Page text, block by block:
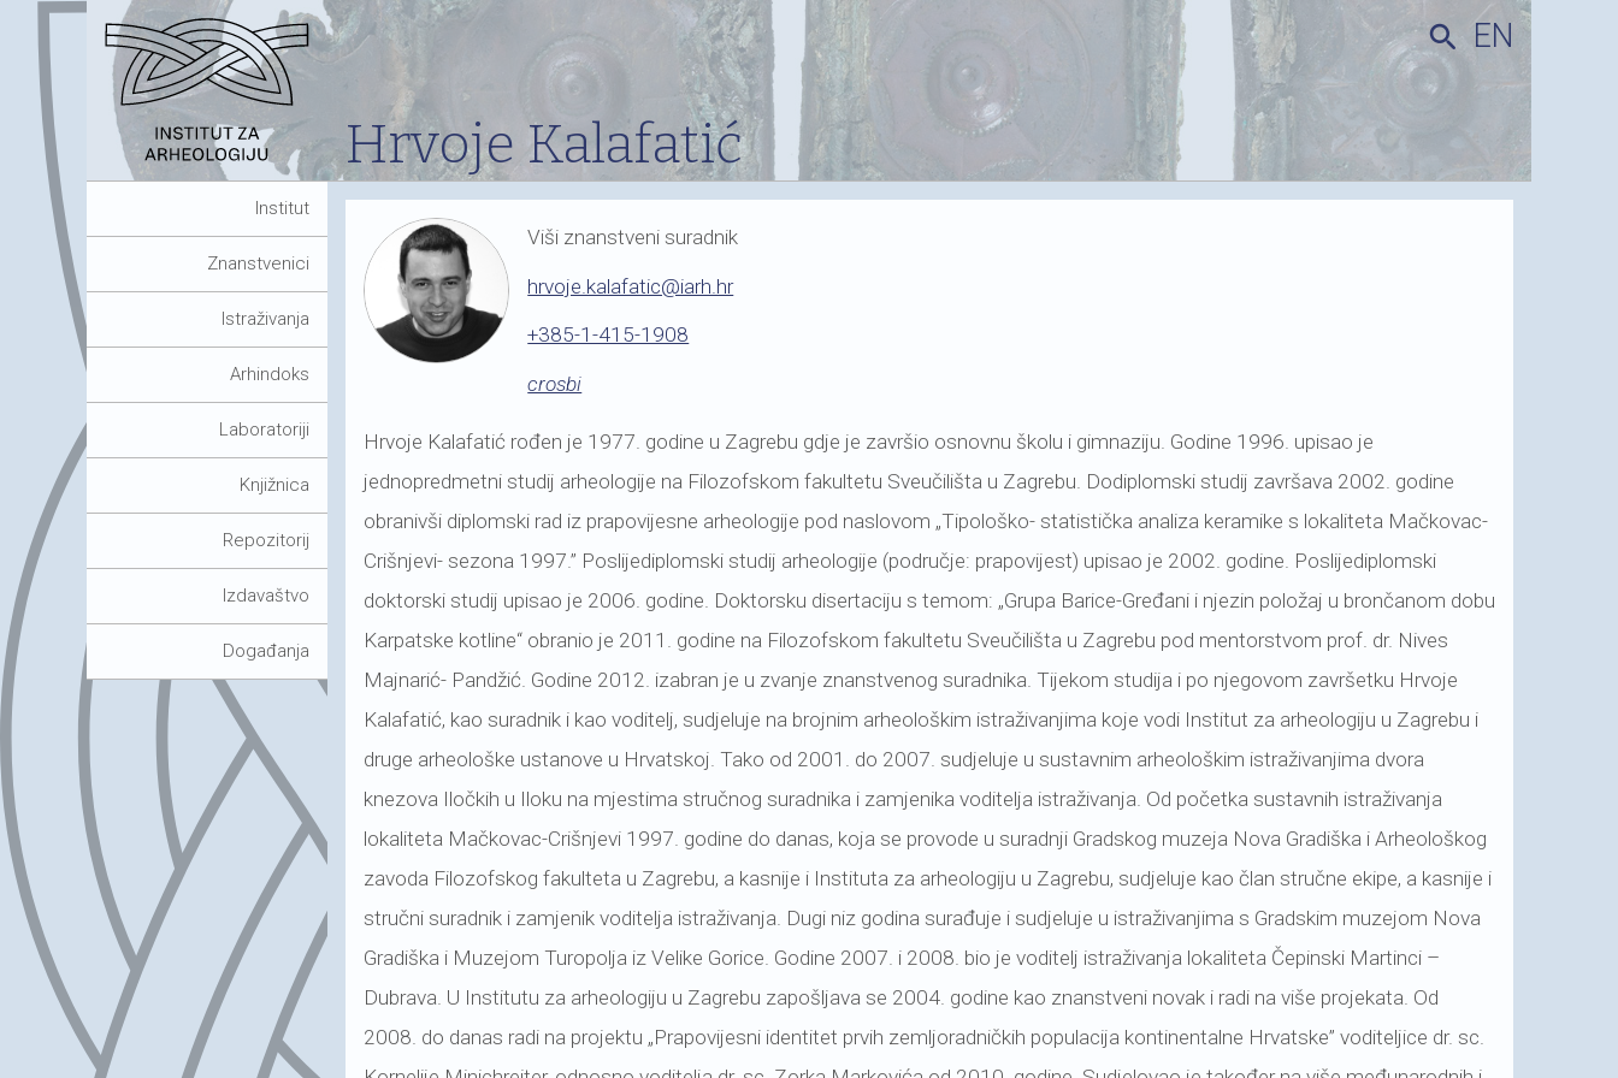
Hrvoje Kalafatić
search EN
Institut
Znanstvenici
Istraživanja
Arhindoks
Laboratoriji
Knjižnica
Repozitorij
Izdavaštvo
Događanja
Viši znanstveni suradnik
hrvoje.kalafatic@iarh.hr
+385-1-415-1908
crosbi
Hrvoje Kalafatić rođen je 1977. godine u Zagrebu gdje je završio osnovnu školu i gimnaziju. Godine 1996. upisao je
jednopredmetni studij arheologije na Filozofskom fakultetu Sveučilišta u Zagrebu. Dodiplomski studij završava 2002. godine
obranivši diplomski rad iz prapovijesne arheologije pod naslovom „Tipološko- statistička analiza keramike s lokaliteta Mačkovac-
Crišnjevi- sezona 1997.” Poslijediplomski studij arheologije (područje: prapovijest) upisao je 2002. godine. Poslijediplomski
doktorski studij upisao je 2006. godine. Doktorsku disertaciju s temom: „Grupa Barice-Gređani i njezin položaj u brončanom dobu
Karpatske kotline“ obranio je 2011. godine na Filozofskom fakultetu Sveučilišta u Zagrebu pod mentorstvom prof. dr. Nives
Majnarić- Pandžić. Godine 2012. izabran je u zvanje znanstvenog suradnika. Tijekom studija i po njegovom završetku Hrvoje
Kalafatić, kao suradnik i kao voditelj, sudjeluje na brojnim arheološkim istraživanjima koje vodi Institut za arheologiju u Zagrebu i
druge arheološke ustanove u Hrvatskoj. Tako od 2001. do 2007. sudjeluje u sustavnim arheološkim istraživanjima dvora
knezova Iločkih u Iloku na mjestima stručnog suradnika i zamjenika voditelja istraživanja. Od početka sustavnih istraživanja
lokaliteta Mačkovac-Crišnjevi 1997. godine do danas, koja se provode u suradnji Gradskog muzeja Nova Gradiška i Arheološkog
zavoda Filozofskog fakulteta u Zagrebu, a kasnije i Instituta za arheologiju u Zagrebu, sudjeluje kao član stručne ekipe, a kasnije i
stručni suradnik i zamjenik voditelja istraživanja. Dugi niz godina surađuje i sudjeluje u istraživanjima s Gradskim muzejom Nova
Gradiška i Muzejom Turopolja iz Velike Gorice. Godine 2007. i 2008. bio je voditelj istraživanja lokaliteta Čepinski Martinci –
Dubrava. U Institutu za arheologiju u Zagrebu zapošljava se 2004. godine kao znanstveni novak i radi na više projekata. Od
2008. do danas radi na projektu „Prapovijesni identitet prvih zemljoradničkih populacija kontinentalne Hrvatske” voditeljice dr. sc.